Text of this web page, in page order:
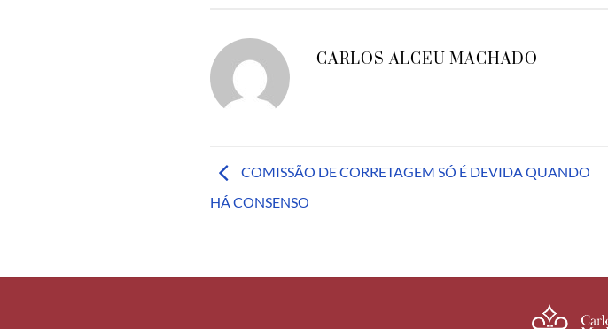
CARLOS ALCEU MACHADO
COMISSÃO DE CORRETAGEM SÓ É DEVIDA QUANDO
HÁ CONSENSO